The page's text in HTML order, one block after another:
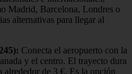
Madrid, Barcelona, Londres o
alternativas para llegar al
Conecta el aeropuerto con la
y el centro. El trayecto dura
alrededor de 3 €. Es la opción